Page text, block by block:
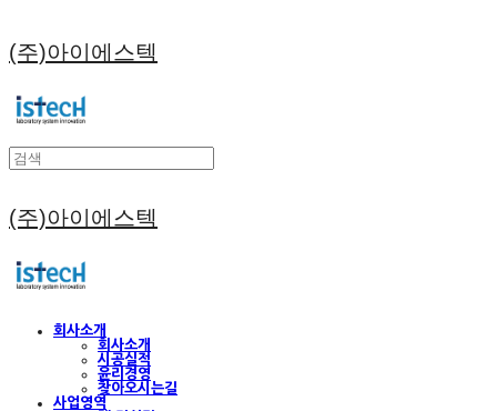
(주)아이에스텍
(주)아이에스텍
회사소개
회사소개
시공실적
윤리경영
찾아오시는길
사업영역